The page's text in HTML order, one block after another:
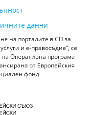
данни
на порталите в СП за
и е-правосъдие“, се
Оперативна програма
от Европейския
фонд